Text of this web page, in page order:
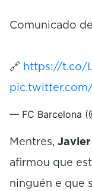
Comunicado
🔗 https://t.co/
— FC Barcelona
Mentres,
afirmou que
ninguén e que